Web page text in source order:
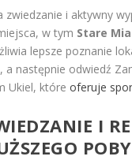
zwiedzanie i aktywny
w tym Stare
lepsze poznanie
następnie odwiedź
Ukiel, któreoferuje
I